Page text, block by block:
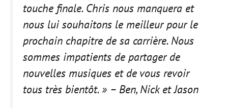
touche finale. Chris nous manquera et
nous lui souhaitons le meilleur pour le
prochain chapitre de sa carrière. Nous
sommes impatients de partager de
nouvelles musiques et de vous revoir
tous très bientôt. » – Ben, Nick et Jason